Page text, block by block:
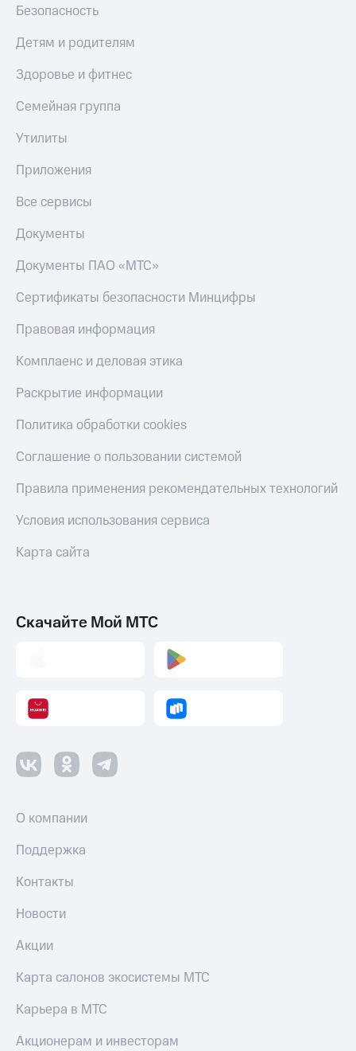
Безопасность
Детям и родителям
Здоровье и фитнес
Семейная группа
Утилиты
Приложения
Все сервисы
Документы
Документы ПАО «МТС»
Сертификаты безопасности Минцифры
Правовая информация
Комплаенс и деловая этика
Раскрытие информации
Политика обработки cookies
Соглашение о пользовании системой
Правила применения рекомендательных технологий
Условия использования сервиса
Карта сайта
Скачайте Мой МТС
О компании
Поддержка
Контакты
Новости
Акции
Карта салонов экосистемы МТС
Карьера в МТС
Акционерам и инвесторам